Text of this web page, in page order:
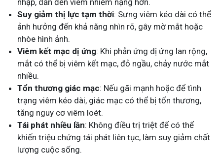
Suy giảm thị lực tạm thời: Sưng viêm kéo dài có thể
ảnh hưởng đến khả năng nhìn rõ, gây mờ mắt hoặc
nhòe hình ảnh.
Viêm kết mạc dị ứng: Khi phản ứng dị ứng lan rộng,
mắt có thể bị viêm kết mạc, đỏ ngầu, chảy nước mắt
nhiều.
Tổn thương giác mạc: Nếu gãi mạnh hoặc để tình
trạng viêm kéo dài, giác mạc có thể bị tổn thương,
tăng nguy cơ viêm loét.
Tái phát nhiều lần: Không điều trị triệt để có thể
khiến triệu chứng tái phát liên tục, làm suy giảm chất
lượng cuộc sống.